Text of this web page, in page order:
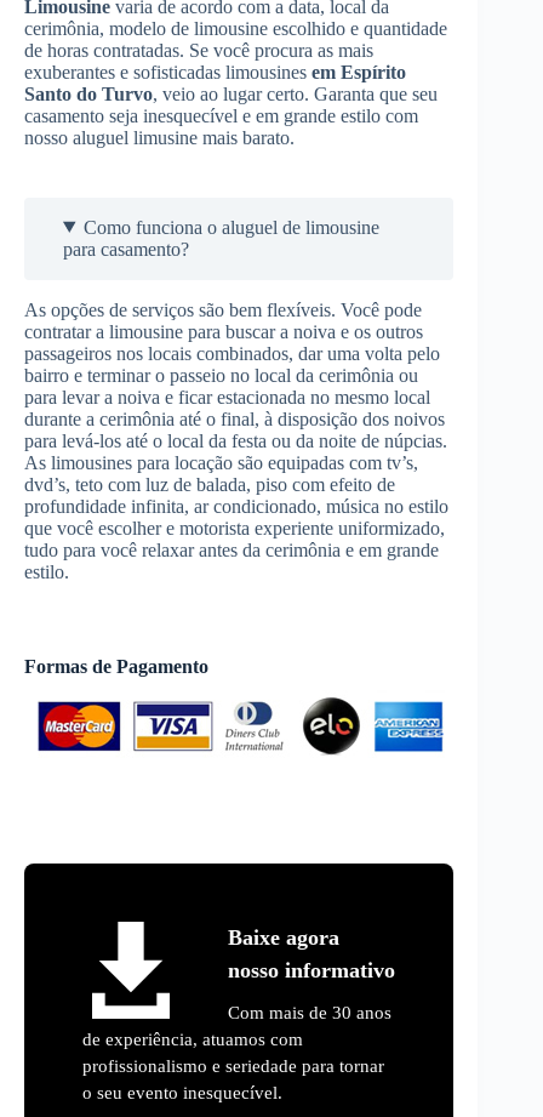
Limousine varia de acordo com a data, local da
cerimônia, modelo de limousine escolhido e quantidade
de horas contratadas. Se você procura as mais
exuberantes e sofisticadas limousines em Espírito
Santo do Turvo, veio ao lugar certo. Garanta que seu
casamento seja inesquecível e em grande estilo com
nosso aluguel limusine mais barato.
Como funciona o aluguel de limousine
para casamento?
As opções de serviços são bem flexíveis. Você pode
contratar a limousine para buscar a noiva e os outros
passageiros nos locais combinados, dar uma volta pelo
bairro e terminar o passeio no local da cerimônia ou
para levar a noiva e ficar estacionada no mesmo local
durante a cerimônia até o final, à disposição dos noivos
para levá-los até o local da festa ou da noite de núpcias.
As limousines para locação são equipadas com tv’s,
dvd’s, teto com luz de balada, piso com efeito de
profundidade infinita, ar condicionado, música no estilo
que você escolher e motorista experiente uniformizado,
tudo para você relaxar antes da cerimônia e em grande
estilo.
Formas de Pagamento
Baixe agora
nosso informativo
Com mais de 30 anos
de experiência, atuamos com
profissionalismo e seriedade para tornar
o seu evento inesquecível.